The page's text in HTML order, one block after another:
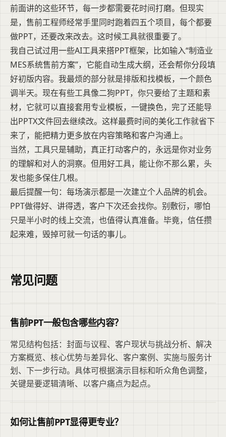
前面讲的这些环节，每一步都需要花时间打磨。但现实
是，售前工程师经常手里同时跑着四五个项目，每个都要
做PPT，还要改来改去。这时候工具就很重要了。
我自己试过用一些AI工具来搭PPT框架，比如输入“制造业
MES系统售前方案”，它能自动生成大纲，还会帮你分段填
好初版内容。我最烦的部分就是排版和找模板，一个颜色
调半天。现在有些工具像二狗PPT，你只要给了主题和素
材，它就可以直接套用专业模板，一键换色，完了还能导
出PPTX文件回去继续改。这样最费时间的美化工作就省下
来了，能把精力更多放在内容策略和客户沟通上。
当然，工具只是辅助，真正打动客户的，永远是你对业务
的理解和对人的洞察。但用好工具，能让你不那么累，头
发也能多保住几根。
最后提醒一句：每场演示都是一次建立个人品牌的机会。
PPT做得好、讲得透，客户下次还会找你。别敷衍，哪怕
只是半小时的线上交流，也值得认真准备。毕竟，信任攒
起来难，毁掉可就一句话的事儿。
常见问题
售前PPT一般包含哪些内容？
常见结构包括：封面与议程、客户现状与挑战分析、解决
方案概览、核心优势与差异化、客户案例、实施与服务计
划、下一步行动。具体可根据演示目标和听众角色调整，
关键是要逻辑清晰、以客户痛点为起点。
如何让售前PPT显得更专业？